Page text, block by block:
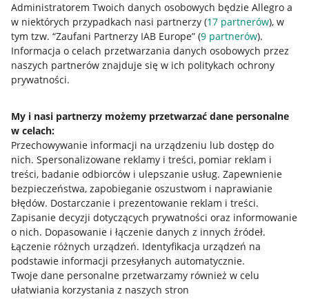
Administratorem Twoich danych osobowych będzie Allegro a
w niektórych przypadkach nasi partnerzy (17 partnerów), w
tym tzw. “Zaufani Partnerzy IAB Europe” (9 partnerów).
Informacja o celach przetwarzania danych osobowych przez
naszych partnerów znajduje się w ich politykach ochrony
prywatności.
My i nasi partnerzy możemy przetwarzać dane personalne
w celach:
Przechowywanie informacji na urządzeniu lub dostęp do
nich. Spersonalizowane reklamy i treści, pomiar reklam i
treści, badanie odbiorców i ulepszanie usług. Zapewnienie
bezpieczeństwa, zapobieganie oszustwom i naprawianie
błędów. Dostarczanie i prezentowanie reklam i treści.
Zapisanie decyzji dotyczących prywatności oraz informowanie
o nich. Dopasowanie i łączenie danych z innych źródeł.
Łączenie różnych urządzeń. Identyfikacja urządzeń na
podstawie informacji przesyłanych automatycznie.
Twoje dane personalne przetwarzamy również w celu
ułatwiania korzystania z naszych stron
Przydatne informacje
Jak to działa
Allegro Gadane dla sprzedających
Allegro Gadane dla kupujących
Mapa miejscowości
Informacje prawne
Regulamin
Polityka plików "cookies"
Ustawienia plików "cookies"